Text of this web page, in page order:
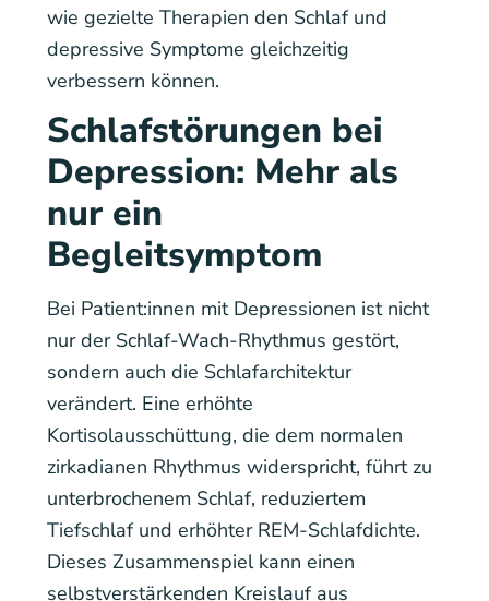
wie gezielte Therapien den Schlaf und
depressive Symptome gleichzeitig
verbessern können.
Schlafstörungen bei
Depression: Mehr als
nur ein
Begleitsymptom
Bei Patient:innen mit Depressionen ist nicht
nur der Schlaf-Wach-Rhythmus gestört,
sondern auch die Schlafarchitektur
verändert. Eine erhöhte
Kortisolausschüttung, die dem normalen
zirkadianen Rhythmus widerspricht, führt zu
unterbrochenem Schlaf, reduziertem
Tiefschlaf und erhöhter REM-Schlafdichte.
Dieses Zusammenspiel kann einen
selbstverstärkenden Kreislauf aus